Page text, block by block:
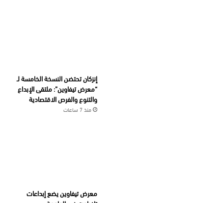
إنزكان تحتضن النسخة الخامسة لـ
“معرض تيفاوين”: ملتقى الإبداع
والتنوع والفرص الاقتصادية
منذ 7 ساعات
معرض تيفاوين يضع إبداعات